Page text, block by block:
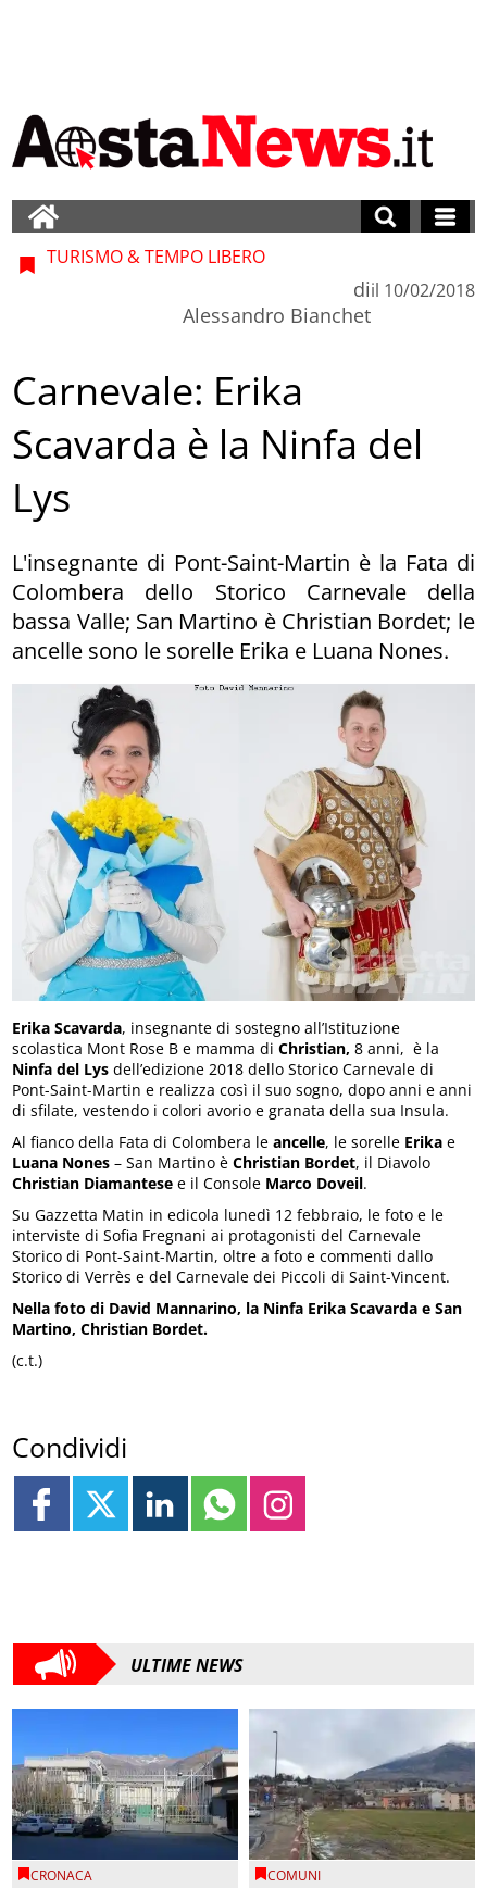
TURISMO & TEMPO LIBERO
di
Alessandro Bianchet
il 10/02/2018
Carnevale: Erika
Scavarda è la Ninfa del
Lys
L'insegnante di Pont-Saint-Martin è la Fata di
Colombera dello Storico Carnevale della
bassa Valle; San Martino è Christian Bordet; le
ancelle sono le sorelle Erika e Luana Nones.
Erika Scavarda, insegnante di sostegno all’Istituzione
scolastica Mont Rose B e mamma diChristian, 8 anni, è la
Ninfa del Lys dell’edizione 2018 dello Storico Carnevale di
Pont-Saint-Martin e realizza così il suo sogno, dopo anni e anni
di sfilate, vestendo i colori avorio e granata della sua Insula.
Al fianco della Fata di Colombera le ancelle, le sorelle Erika e
Luana Nones – San Martino è Christian Bordet, il Diavolo
Christian Diamantese e il Console Marco Doveil.
Su Gazzetta Matin in edicola lunedì 12 febbraio, le foto e le
interviste di Sofia Fregnani ai protagonisti del Carnevale
Storico di Pont-Saint-Martin, oltre a foto e commenti dallo
Storico di Verrès e del Carnevale dei Piccoli di Saint-Vincent.
Nella foto di David Mannarino, la Ninfa Erika Scavarda e San
Martino, Christian Bordet.
(c.t.)
Condividi
ULTIME NEWS
CRONACA COMUNI